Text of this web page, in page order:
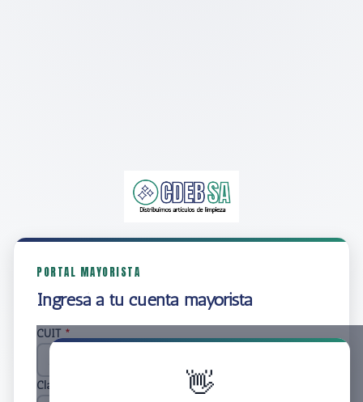
PORTAL MAYORISTA
Ingresá a tu cuenta mayorista
👋
CUIT *
Clave